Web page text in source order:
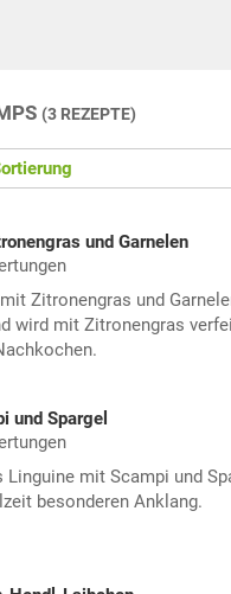
(3 REZEPTE)
und Garnelen
Zitronengras und
wird mit Zitronengras
und Spargel
mit Scampi und
besonderen Anklang.